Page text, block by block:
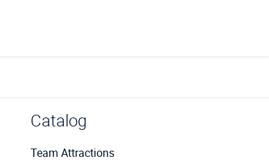
Catalog
Team Attractions